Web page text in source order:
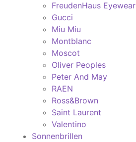
FreudenHaus Eyewear
Gucci
Miu Miu
Montblanc
Moscot
Oliver Peoples
Peter And May
RAEN
Ross&Brown
Saint Laurent
Valentino
Sonnenbrillen